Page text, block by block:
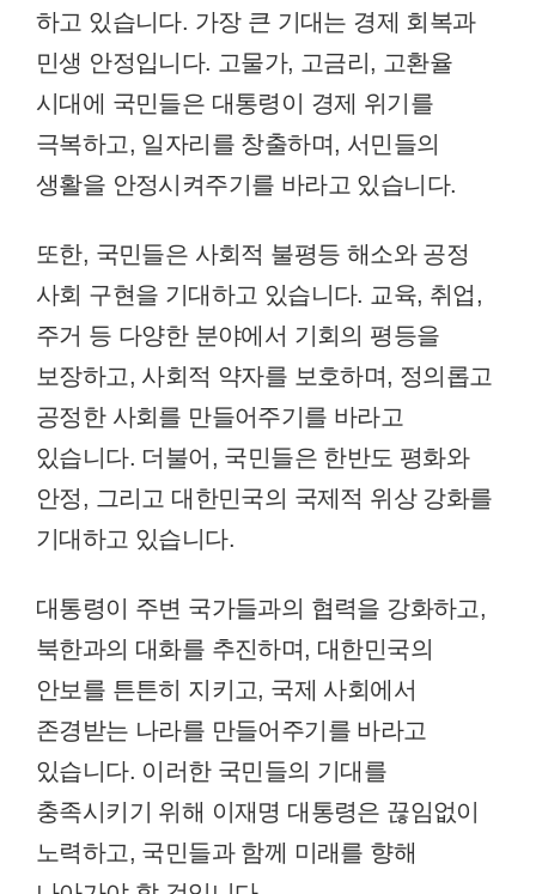
하고 있습니다. 가장 큰 기대는 경제 회복과
민생 안정입니다. 고물가, 고금리, 고환율
시대에 국민들은 대통령이 경제 위기를
극복하고, 일자리를 창출하며, 서민들의
생활을 안정시켜주기를 바라고 있습니다.
또한, 국민들은 사회적 불평등 해소와 공정
사회 구현을 기대하고 있습니다. 교육, 취업,
주거 등 다양한 분야에서 기회의 평등을
보장하고, 사회적 약자를 보호하며, 정의롭고
공정한 사회를 만들어주기를 바라고
있습니다. 더불어, 국민들은 한반도 평화와
안정, 그리고 대한민국의 국제적 위상 강화를
기대하고 있습니다.
대통령이 주변 국가들과의 협력을 강화하고,
북한과의 대화를 추진하며, 대한민국의
안보를 튼튼히 지키고, 국제 사회에서
존경받는 나라를 만들어주기를 바라고
있습니다. 이러한 국민들의 기대를
충족시키기 위해 이재명 대통령은 끊임없이
노력하고, 국민들과 함께 미래를 향해